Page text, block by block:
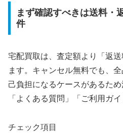
まず確認すべきは送料・
件
宅配買取は、査定額より「返
ます。キャンセル無料でも、
己負担になるケースがあるた
「よくある質問」「ご利用ガ
チェック項目